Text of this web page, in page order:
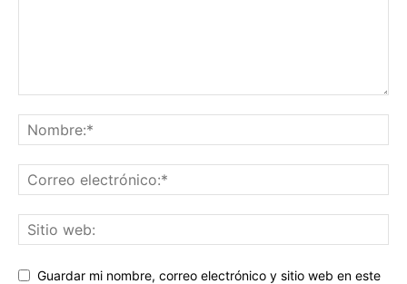
Guardar mi nombre, correo electrónico y sitio web en este